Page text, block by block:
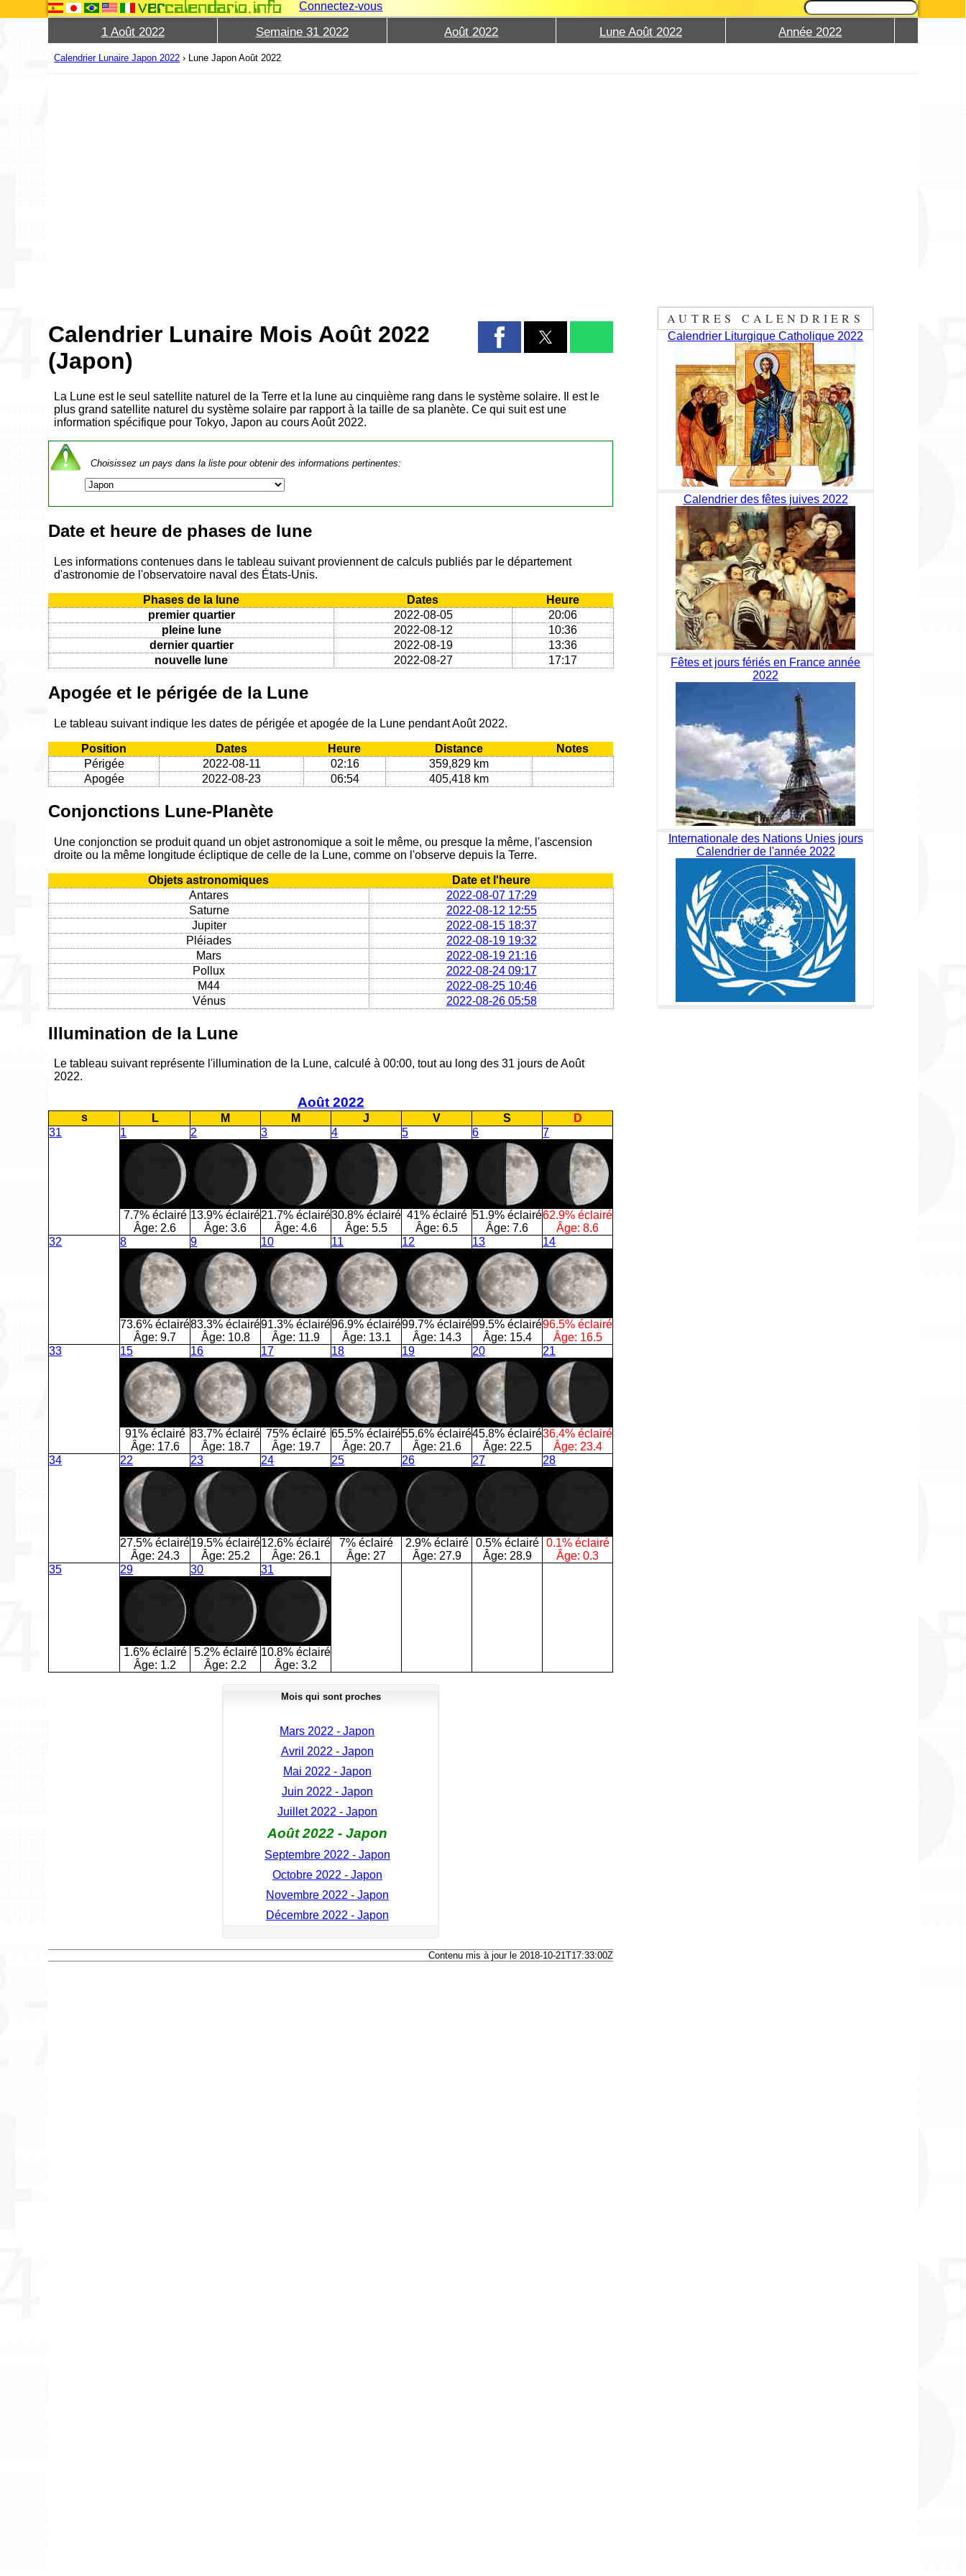
Connectez-vous
1 Août 2022 Semaine 31 2022 Août 2022 Lune Août 2022 Année 2022
Calendrier Lunaire Japon 2022 › Lune Japon Août 2022
Calendrier Lunaire Mois Août 2022
(Japon)
La Lune est le seul satellite naturel de la Terre et la lune au cinquième rang dans le système solaire. Il est le
plus grand satellite naturel du système solaire par rapport à la taille de sa planète. Ce qui suit est une
information spécifique pour Tokyo, Japon au cours Août 2022.
Choisissez un pays dans la liste pour obtenir des informations pertinentes:
Date et heure de phases de lune
Les informations contenues dans le tableau suivant proviennent de calculs publiés par le département
d'astronomie de l'observatoire naval des États-Unis.
Phases de la lune Dates
Heure
premier quartier
2022-08-05
20:06
pleine lune
2022-08-12
10:36
dernier quartier
2022-08-19
13:36
nouvelle lune
2022-08-27 17:17
Apogée et le périgée de la Lune
Le tableau suivant indique les dates de périgée et apogée de la Lune pendant Août 2022.
Position Dates Heure Distance
Notes
Périgée
2022-08-11 02:16
359,829 km
Apogée
2022-08-23 06:54 405,418 km
Conjonctions Lune-Planète
Une conjonction se produit quand un objet astronomique a soit le même, ou presque la même, l'ascension
droite ou la même longitude écliptique de celle de la Lune, comme on l'observe depuis la Terre.
Objets astronomiques
Date et l'heure
Antares
2022-08-07 17:29
Saturne
2022-08-12 12:55
Jupiter
2022-08-15 18:37
Pléiades
2022-08-19 19:32
Mars
2022-08-19 21:16
Pollux
2022-08-24 09:17
M44
2022-08-25 10:46
Vénus
2022-08-26 05:58
Illumination de la Lune
Le tableau suivant représente l'illumination de la Lune, calculé à 00:00, tout au long des 31 jours de Août
2022.
Août 2022
s L M M J V S
D
31
1
7.7% éclairé
Âge: 2.6
2
13.9% éclairé
Âge: 3.6
3
21.7% éclairé
Âge: 4.6
4
30.8% éclairé
Âge: 5.5
5
41% éclairé
Âge: 6.5
6
51.9% éclairé
Âge: 7.6
7
62.9% éclairé
Âge: 8.6
32
8
73.6% éclairé
Âge: 9.7
9
83.3% éclairé
Âge: 10.8
10
91.3% éclairé
Âge: 11.9
11
96.9% éclairé
Âge: 13.1
12
99.7% éclairé
Âge: 14.3
13
99.5% éclairé
Âge: 15.4
14
96.5% éclairé
Âge: 16.5
33
15
91% éclairé
Âge: 17.6
16
83.7% éclairé
Âge: 18.7
17
75% éclairé
Âge: 19.7
18
65.5% éclairé
Âge: 20.7
19
55.6% éclairé
Âge: 21.6
20
45.8% éclairé
Âge: 22.5
21
36.4% éclairé
Âge: 23.4
34
22
27.5% éclairé
Âge: 24.3
23
19.5% éclairé
Âge: 25.2
24
12.6% éclairé
Âge: 26.1
25
7% éclairé
Âge: 27
26
2.9% éclairé
Âge: 27.9
27
0.5% éclairé
Âge: 28.9
28
0.1% éclairé
Âge: 0.3
35
29
1.6% éclairé
Âge: 1.2
30
5.2% éclairé
Âge: 2.2
31
10.8% éclairé
Âge: 3.2
Mois qui sont proches
Mars 2022 - Japon
Avril 2022 - Japon
Mai 2022 - Japon
Juin 2022 - Japon
Juillet 2022 - Japon
Août 2022 - Japon
Septembre 2022 - Japon
Octobre 2022 - Japon
Novembre 2022 - Japon
Décembre 2022 - Japon
Contenu mis à jour le 2018-10-21T17:33:00Z
AUTRES CALENDRIERS
Calendrier Liturgique Catholique 2022
Calendrier des fêtes juives 2022
Fêtes et jours fériés en France année
2022
Internationale des Nations Unies jours
Calendrier de l'année 2022